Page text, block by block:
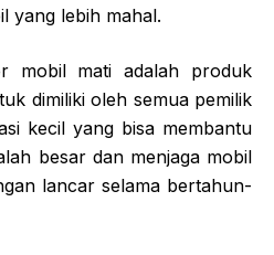
yang lebih mahal.
mobil mati adalah produk
dimiliki oleh semua pemilik
kecil yang bisa membantu
besar dan menjaga mobil
lancar selama bertahun-